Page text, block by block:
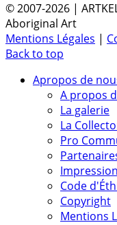
© 2007-2026 |
Aboriginal Art
Mentions Légales |
Back to top
Apropos de
A propos
La galerie
La
Pro
Code
Copyright
Mentions